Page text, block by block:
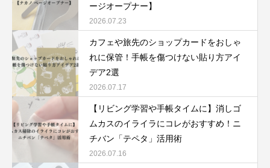
ージオープナー】
2026.07.23
カフェや旅先のショップカードをおしゃ
れに保管！手帳を傷つけない貼り方アイ
デア2選
2026.07.17
【リビング学習や手帳タイムに】消しゴ
ムカスのイライラにコレがおすすめ！ニ
チバン「テペタ」活用術
2026.07.16